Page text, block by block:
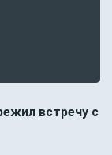
встречу с